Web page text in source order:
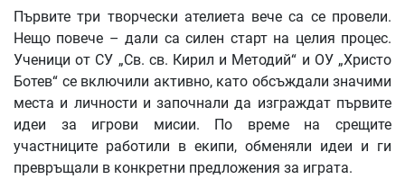
Първите три творчески ателиета вече са се провели.
Нещо повече – дали са силен старт на целия процес.
Ученици от СУ „Св. св. Кирил и Методий“ и ОУ „Христо
Ботев“ се включили активно, като обсъждали значими
места и личности и започнали да изграждат първите
идеи за игрови мисии. По време на срещите
участниците работили в екипи, обменяли идеи и ги
превръщали в конкретни предложения за играта.